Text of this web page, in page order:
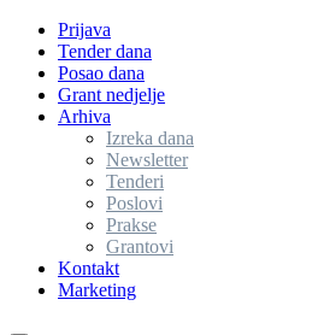
Prijava
Tender dana
Posao dana
Grant nedjelje
Arhiva
Izreka dana
Newsletter
Tenderi
Poslovi
Prakse
Grantovi
Kontakt
Marketing